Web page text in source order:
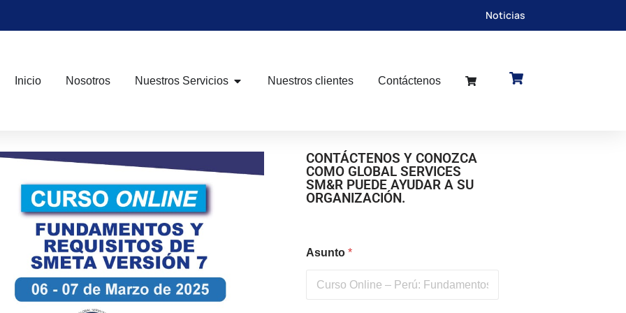
Noticias
Inicio Nosotros Nuestros Servicios Nuestros clientes Contáctenos
CONTÁCTENOS Y CONOZCA
COMO GLOBAL SERVICES
SM&R PUEDE AYUDAR A SU
ORGANIZACIÓN.
Asunto *